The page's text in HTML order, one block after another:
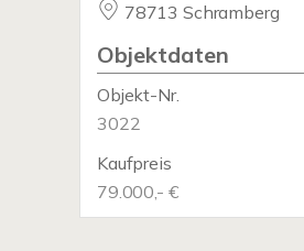
78713 Schramberg
Objektdaten
Objekt-Nr.
3022
Kaufpreis
79.000,- €